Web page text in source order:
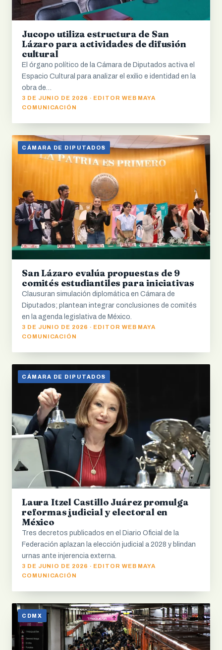
Jucopo utiliza estructura de San
Lázaro para actividades de difusión
cultural
El órgano político de la Cámara de Diputados activa el
Espacio Cultural para analizar el exilio e identidad en la
obra de…
3 DE JUNIO DE 2026 · EDITOR WEB MAYA
COMUNICACIÓN
CÁMARA DE DIPUTADOS
San Lázaro evalúa propuestas de 9
comités estudiantiles para iniciativas
Clausuran simulación diplomática en Cámara de
Diputados; plantean integrar conclusiones de comités
en la agenda legislativa de México.
3 DE JUNIO DE 2026 · EDITOR WEB MAYA
COMUNICACIÓN
CÁMARA DE DIPUTADOS
Laura Itzel Castillo Juárez promulga
reformas judicial y electoral en
México
Tres decretos publicados en el Diario Oficial de la
Federación aplazan la elección judicial a 2028 y blindan
urnas ante injerencia externa.
3 DE JUNIO DE 2026 · EDITOR WEB MAYA
COMUNICACIÓN
CDMX